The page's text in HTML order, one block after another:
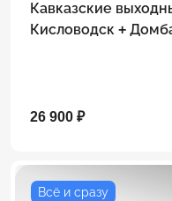
Кавказские
Кисловодск +
26 900 ₽
Всё и сразу